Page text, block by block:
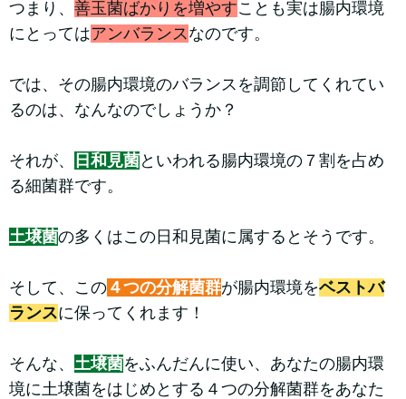
つまり、 善玉菌ばかりを増やすことも実は腸内環境
にとってはアンバランス なのです。
では、その腸内環境のバランスを調節してくれてい
るのは、なんなのでしょうか？
それが、 日和見菌といわれる腸内環境の７割を占め
る細菌群です。
土壌菌の多くはこの日和見菌に属するとそうです。
そして、この ４つの分解菌群が腸内環境をベストバ
ランスに保ってくれます！
そんな、 土壌菌をふんだんに使い、あなたの腸内環
境に土壌菌をはじめとする４つの分解菌群をあなた